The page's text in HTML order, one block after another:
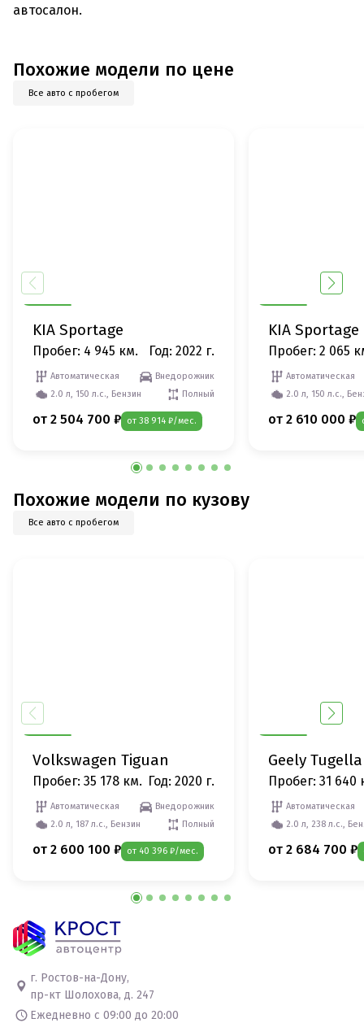
автосалон.
Похожие модели по цене
Все авто с пробегом
KIA Sportage
Пробег: 4 945 км. Год: 2022 г.
Автоматическая
Внедорожник
2.0 л, 150 л.с., Бензин
Полный
от 2 504 700 ₽ от 38 914 ₽/мес.
KIA Sportage
Пробег: 2 065
Автоматическая
2.0 л, 150 л.с.,
от 2 610 000 ₽
Похожие модели по кузову
Все авто с пробегом
Volkswagen Tiguan
Пробег: 35 178 км. Год: 2020 г.
Автоматическая
Внедорожник
2.0 л, 187 л.с., Бензин
Полный
от 2 600 100 ₽ от 40 396 ₽/мес.
Geely Tugella
Пробег: 31 640
Автоматическая
2.0 л, 238 л.с.,
от 2 684 700 ₽
г. Ростов-на-Дону,
пр-кт Шолохова, д. 247
Ежедневно с 09:00 до 20:00